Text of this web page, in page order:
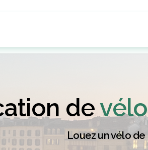
de
Louez un vélo